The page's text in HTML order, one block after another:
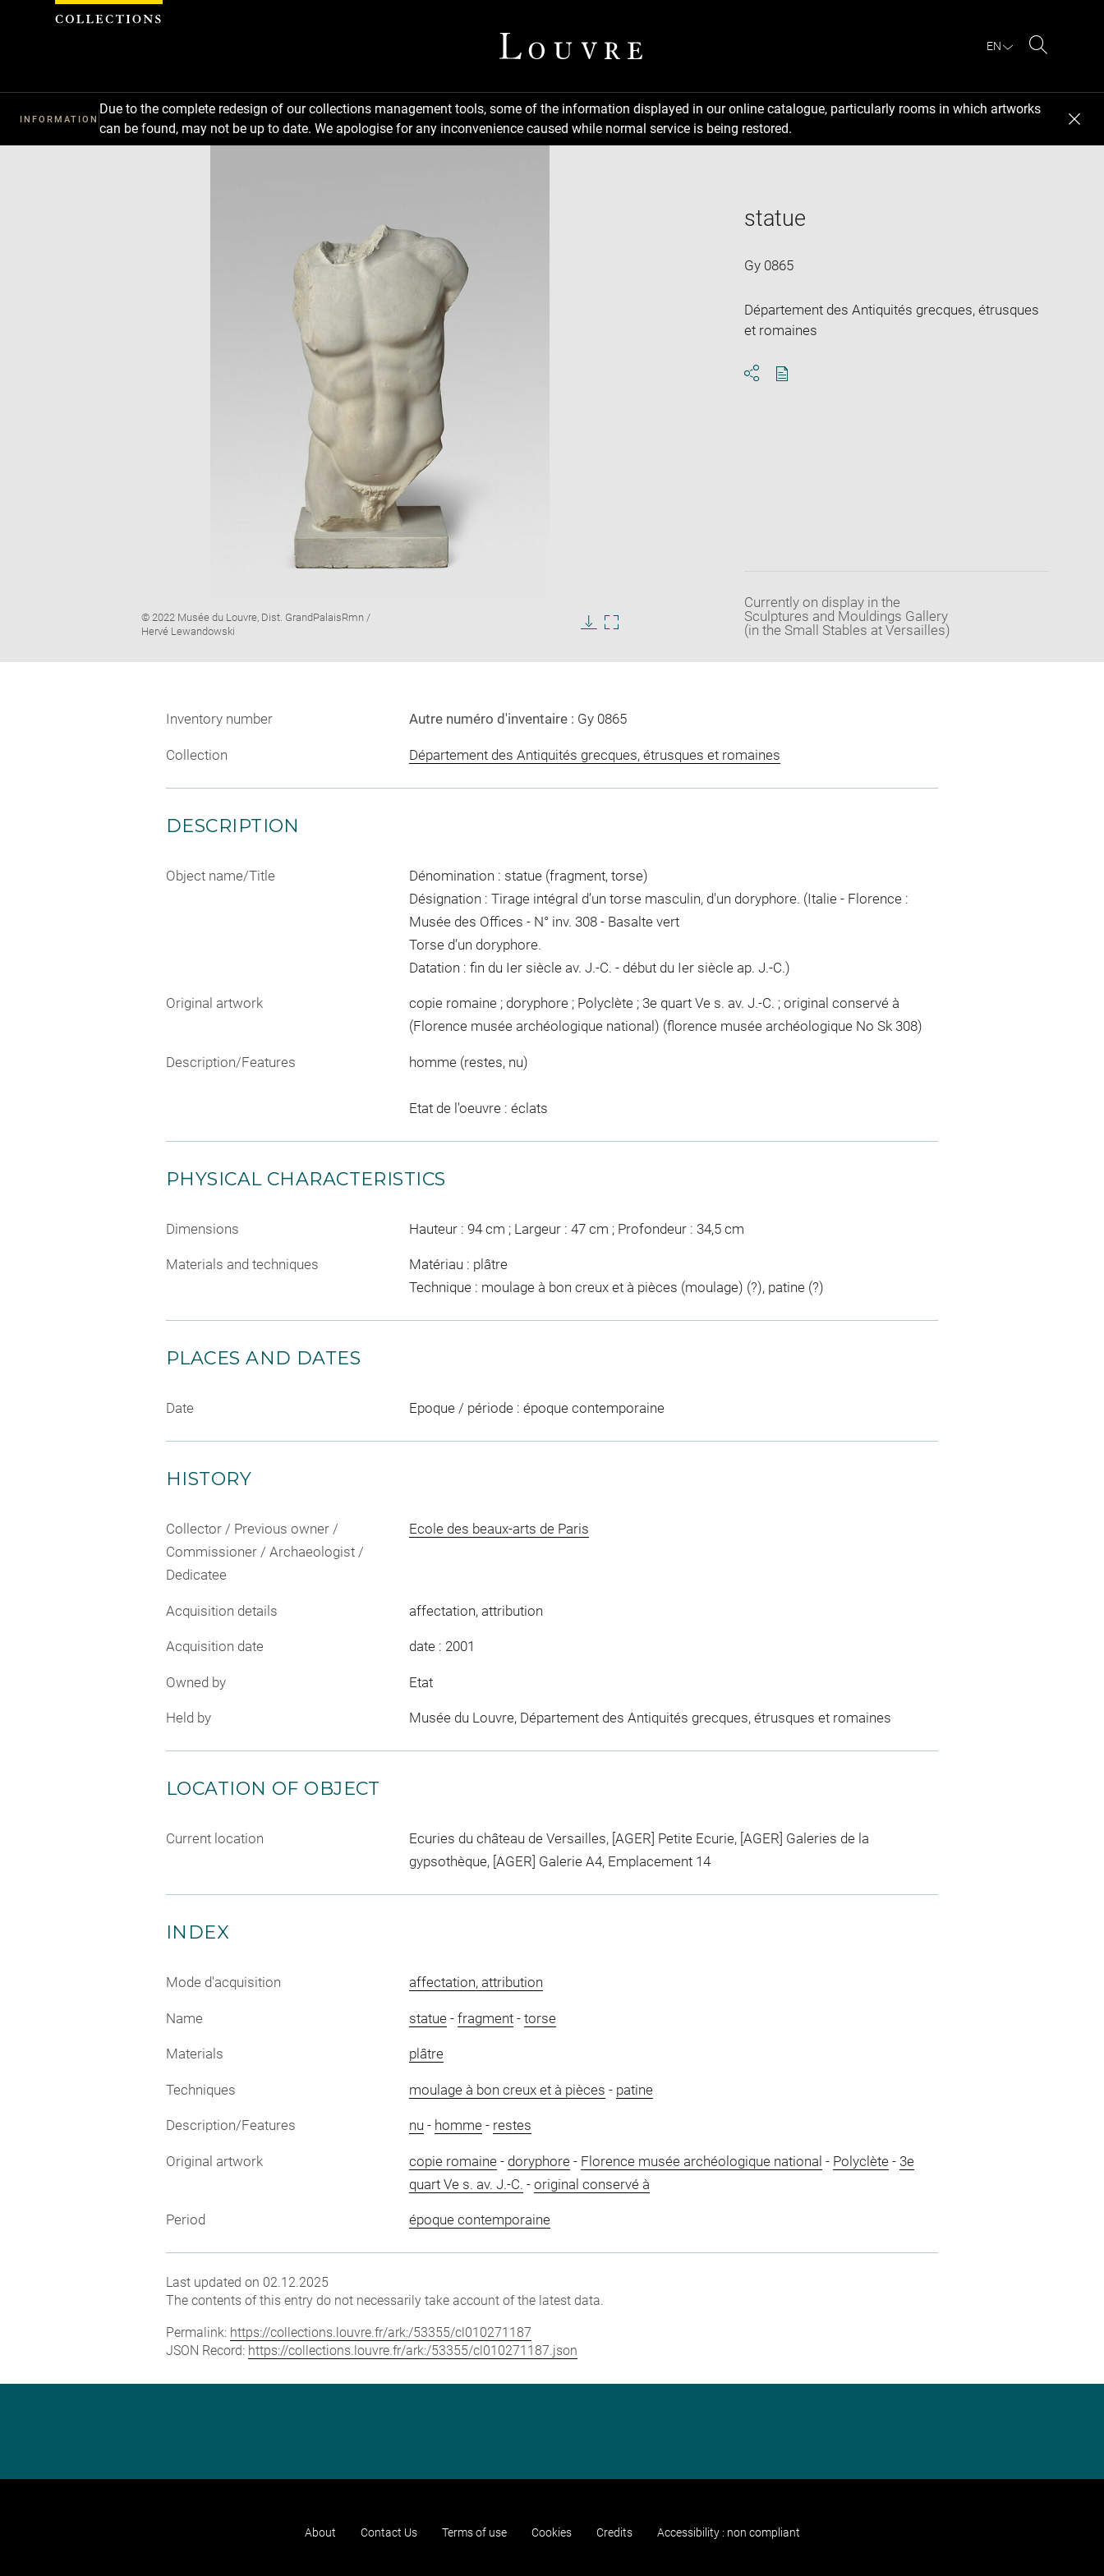
EN
INFORMATION
Due to the complete redesign of our collections management tools, some of the information displayed in our online catalogue, particularly rooms in which artworks
can be found, may not be up to date. We apologise for any inconvenience caused while normal service is being restored.
Image
caption:
© 2022 Musée du Louvre, Dist. GrandPalaisRmn /
Hervé Lewandowski
statue
Gy 0865
Département des Antiquités grecques, étrusques
et romaines
Currently on display in the
Sculptures and Mouldings Gallery
(in the Small Stables at Versailles)
Inventory number Autre numéro d'inventaire : Gy 0865
Collection Département des Antiquités grecques, étrusques et romaines
DESCRIPTION
Object name/Title
Dénomination : statue (fragment, torse)
Désignation : Tirage intégral d’un torse masculin, d'un doryphore. (Italie - Florence :
Musée des Offices - N° inv. 308 - Basalte vert
Torse d’un doryphore.
Datation : fin du Ier siècle av. J.-C. - début du Ier siècle ap. J.-C.)
Original artwork
copie romaine ; doryphore ; Polyclète ; 3e quart Ve s. av. J.-C. ; original conservé à
(Florence musée archéologique national) (florence musée archéologique No Sk 308)
Description/Features homme (restes, nu)
Etat de l'oeuvre : éclats
PHYSICAL CHARACTERISTICS
Dimensions Hauteur : 94 cm ; Largeur : 47 cm ; Profondeur : 34,5 cm
Materials and techniques
Matériau : plâtre
Technique : moulage à bon creux et à pièces (moulage) (?), patine (?)
PLACES AND DATES
Date Epoque / période : époque contemporaine
HISTORY
Collector / Previous owner /
Commissioner / Archaeologist /
Dedicatee
Ecole des beaux-arts de Paris
Acquisition details affectation, attribution
Acquisition date date : 2001
Owned by Etat
Held by Musée du Louvre, Département des Antiquités grecques, étrusques et romaines
LOCATION OF OBJECT
Current location
Ecuries du château de Versailles, [AGER] Petite Ecurie, [AGER] Galeries de la
gypsothèque, [AGER] Galerie A4, Emplacement 14
INDEX
Mode d'acquisition affectation, attribution
Name statue- fragment- torse
Materials plâtre
Techniques moulage à bon creux et à pièces - patine
Description/Features nu - homme- restes
Original artwork copie romaine- doryphore- Florence musée archéologique national - Polyclète- 3e
quart Ve s. av. J.-C. - original conservé à
Period époque contemporaine
Last updated on 02.12.2025
The contents of this entry do not necessarily take account of the latest data.
Permalink: https://collections.louvre.fr/ark:/53355/cl010271187
JSON Record: https://collections.louvre.fr/ark:/53355/cl010271187.json
About Contact Us Terms of use Cookies Credits Accessibility : non compliant
Cookies management panel